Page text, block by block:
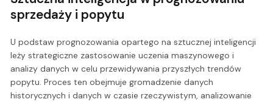
sprzedaży i popytu
U podstaw prognozowania opartego na sztucznej inteligencji
leży strategiczne zastosowanie uczenia maszynowego i
analizy danych w celu przewidywania przyszłych trendów
popytu. Proces ten obejmuje gromadzenie danych
historycznych i danych w czasie rzeczywistym, analizowanie